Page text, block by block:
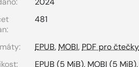
481
EPUB,MOBI,PDF pro čtečky
EPUB (5 MiB),MOBI (5